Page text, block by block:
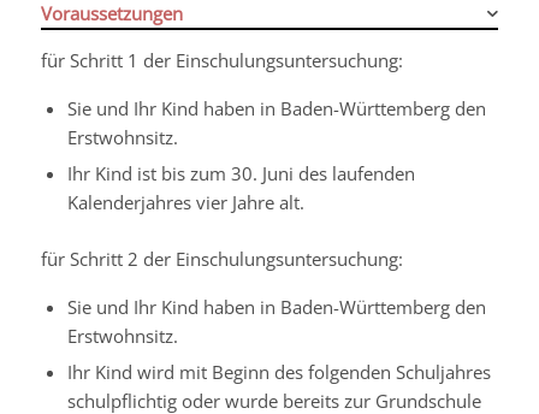
Voraussetzungen
für Schritt 1 der Einschulungsuntersuchung:
Sie und Ihr Kind haben in Baden-Württemberg den
Erstwohnsitz.
Ihr Kind ist bis zum 30. Juni des laufenden
Kalenderjahres vier Jahre alt.
für Schritt 2 der Einschulungsuntersuchung:
Sie und Ihr Kind haben in Baden-Württemberg den
Erstwohnsitz.
Ihr Kind wird mit Beginn des folgenden Schuljahres
schulpflichtig oder wurde bereits zur Grundschule